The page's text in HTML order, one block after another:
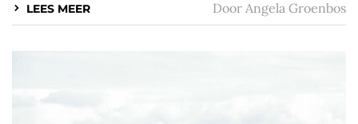
LEES MEER Door Angela Groenbos